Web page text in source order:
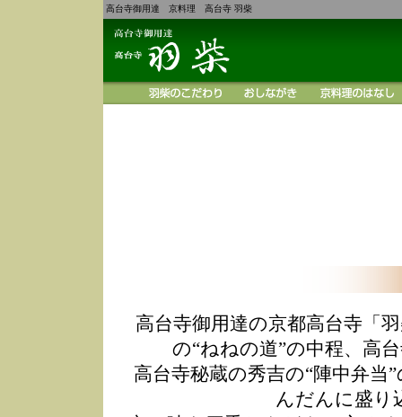
高台寺御用達 京料理 高台寺 羽柴
高台寺御用達の京都高台寺「
の“ねねの道”の中程、高
高台寺秘蔵の秀吉の“陣中弁
んだんに盛り